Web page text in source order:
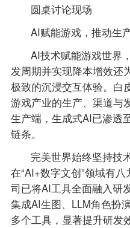
圆桌讨论现场
AI赋能游戏，推动生
AI技术赋能游戏世界
发周期并实现降本增效还
极致的沉浸交互体验。白
游戏产业的生产、渠道与
生产端，生成式AI已渗透
链条。
完美世界始终坚持技
在“AI+数字文创”领域有
司已将AI工具全面融入研
集成AI生图、LLM角色扮
多个工具，显著提升研发